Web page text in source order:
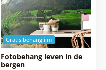
Gratis behanglijm
Fotobehang leven in de
bergen